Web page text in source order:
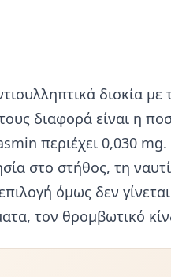
δισκία με
διαφορά είναι η
περιέχει 0,030
στο στήθος, τη
όμως δεν
τον θρομβωτικό